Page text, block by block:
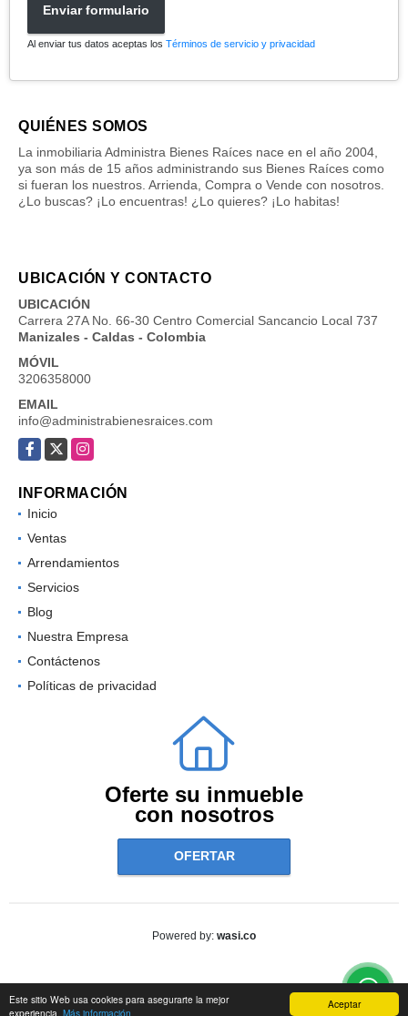
Aceptar
Este sitio Web usa cookies para asegurarte la mejor
experiencia. Más información
Enviar formulario
Al enviar tus datos aceptas los Términos de servicio y privacidad
QUIÉNES SOMOS
La inmobiliaria Administra Bienes Raíces nace en el año 2004,
ya son más de 15 años administrando sus Bienes Raíces como
si fueran los nuestros. Arrienda, Compra o Vende con nosotros.
¿Lo buscas? ¡Lo encuentras! ¿Lo quieres? ¡Lo habitas!
UBICACIÓN Y CONTACTO
UBICACIÓN
Carrera 27A No. 66-30 Centro Comercial Sancancio Local 737
Manizales - Caldas - Colombia
MÓVIL
3206358000
EMAIL
info@administrabienesraices.com
Facebook
X Instagram
INFORMACIÓN
Inicio
Ventas
Arrendamientos
Servicios
Blog
Nuestra Empresa
Contáctenos
Políticas de privacidad
Oferte su inmueble
con nosotros
OFERTAR
Powered by: wasi.co